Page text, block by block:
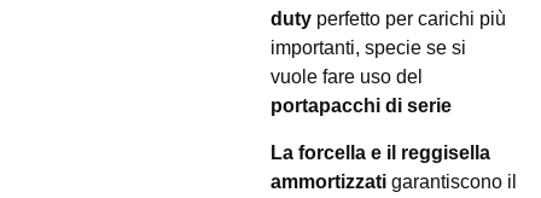
duty perfetto per carichi più
importanti, specie se si
vuole fare uso del
portapacchi di serie
La forcella e il reggisella
ammortizzati garantiscono il